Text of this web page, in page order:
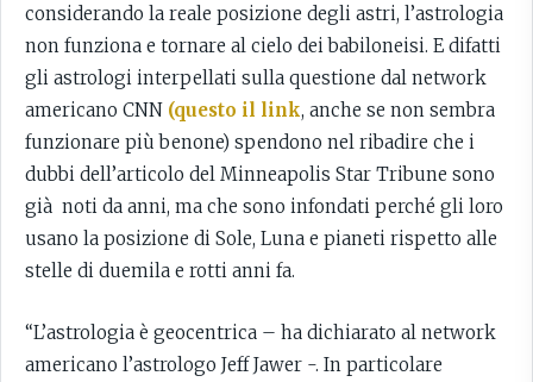
considerando la reale posizione degli astri, l’astrologia
non funziona e tornare al cielo dei babiloneisi. E difatti
gli astrologi interpellati sulla questione dal network
americano CNN (questo il link, anche se non sembra
funzionare più benone) spendono nel ribadire che i
dubbi dell’articolo del Minneapolis Star Tribune sono
già noti da anni, ma che sono infondati perché gli loro
usano la posizione di Sole, Luna e pianeti rispetto alle
stelle di duemila e rotti anni fa.
“L’astrologia è geocentrica – ha dichiarato al network
americano l’astrologo Jeff Jawer -. In particolare